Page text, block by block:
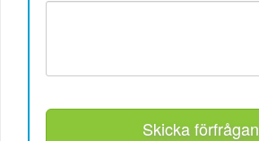
Skicka förfrågan